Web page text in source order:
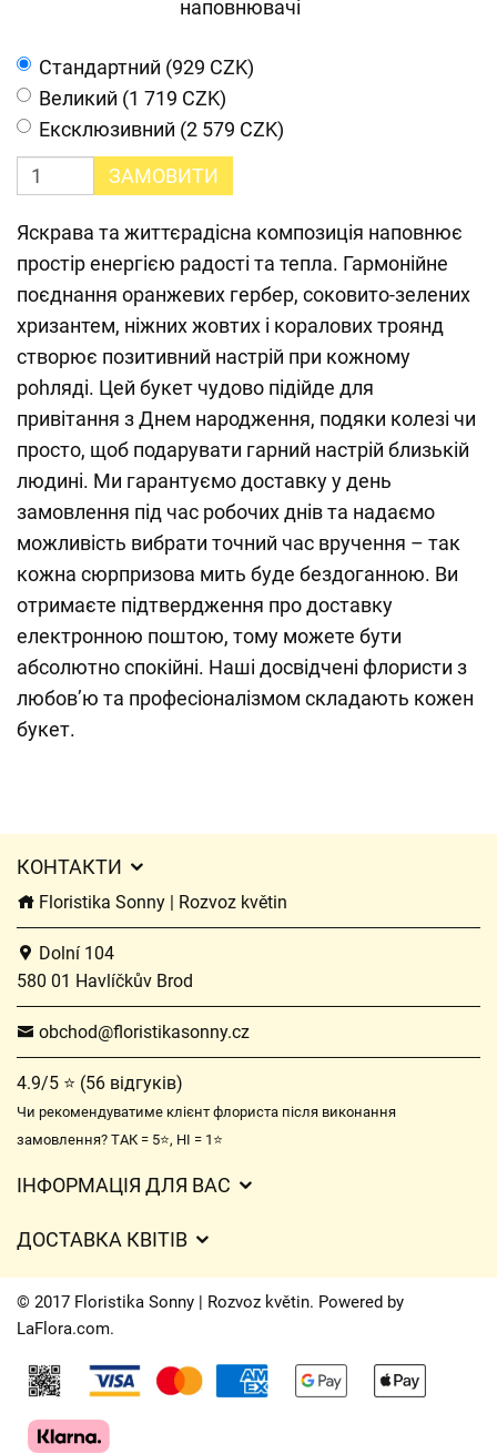
наповнювачі
Cтандартний (929 CZK)
Великий (1 719 CZK)
Ексклюзивний (2 579 CZK)
ЗАМОВИТИ
Яскрава та життєрадісна композиція наповнює
простір енергією радості та тепла. Гармонійне
поєднання оранжевих гербер, соковито-зелених
хризантем, ніжних жовтих і коралових троянд
створює позитивний настрій при кожному
pohляді. Цей букет чудово підійде для
привітання з Днем народження, подяки колезі чи
просто, щоб подарувати гарний настрій близькій
людині. Ми гарантуємо доставку у день
замовлення під час робочих днів та надаємо
можливість вибрати точний час вручення – так
кожна сюрпризова мить буде бездоганною. Ви
отримаєте підтвердження про доставку
електронною поштою, тому можете бути
абсолютно спокійні. Наші досвідчені флористи з
любов’ю та професіоналізмом складають кожен
букет.
КОНТАКТИ
Floristika Sonny | Rozvoz květin
Dolní 104
580 01 Havlíčkův Brod
obchod@floristikasonny.cz
4.9/5 ⭐ (56 відгуків)
Чи рекомендуватиме клієнт флориста після виконання
замовлення? ТАК = 5⭐, НІ = 1⭐
ІНФОРМАЦІЯ ДЛЯ ВАС
Захист персональних даних
Час доставки квітів – огляд можливостей
ДОСТАВКА КВІТІВ
Вартість доставки
Куди ми доставляємо квіти
Контакти
© 2017 Floristika Sonny | Rozvoz květin. Powered by
LaFlora.com.